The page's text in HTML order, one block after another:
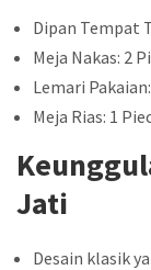
Dipan Tempat
Meja Nakas: 2
Lemari
Meja Rias: 1
Jati
Desain klasik